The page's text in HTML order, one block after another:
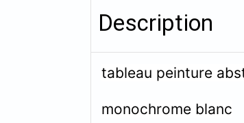
Description
tableau peinture
monochrome blanc